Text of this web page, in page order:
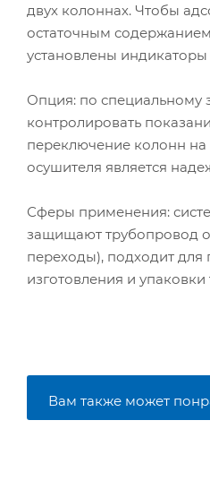
двух колоннах. Чтобы
остаточным
установлены индикаторы
Опция: по специальному
контролировать
переключение колонн
осушителя является
Сферы применения:
защищают трубопровод
переходы), подходит
изготовления и
Вам также может